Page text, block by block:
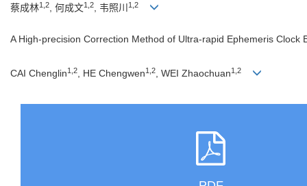
蔡成林1,2, 何成文1,2, 韦照川 1,2
A High-precision Correction Method of Ultra-rapid Ephemeris Clock
CAI Chenglin1,2 , HE Chengwen1,2 , WEI Zhaochuan1,2